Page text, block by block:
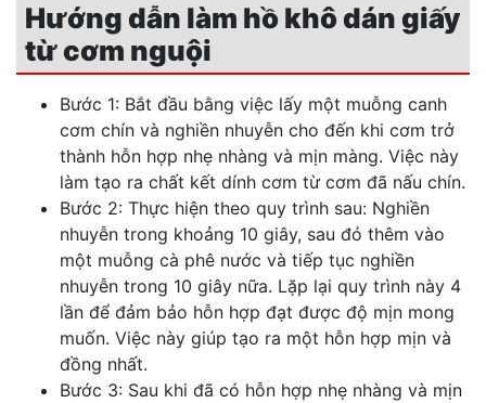
Hướng dẫn làm hồ khô dán giấy
từ cơm nguội
Bước 1: Bắt đầu bằng việc lấy một muỗng canh
cơm chín và nghiền nhuyễn cho đến khi cơm trở
thành hỗn hợp nhẹ nhàng và mịn màng. Việc này
làm tạo ra chất kết dính cơm từ cơm đã nấu chín.
Bước 2: Thực hiện theo quy trình sau: Nghiền
nhuyễn trong khoảng 10 giây, sau đó thêm vào
một muỗng cà phê nước và tiếp tục nghiền
nhuyễn trong 10 giây nữa. Lặp lại quy trình này 4
lần để đảm bảo hỗn hợp đạt được độ mịn mong
muốn. Việc này giúp tạo ra một hỗn hợp mịn và
đồng nhất.
Bước 3: Sau khi đã có hỗn hợp nhẹ nhàng và mịn